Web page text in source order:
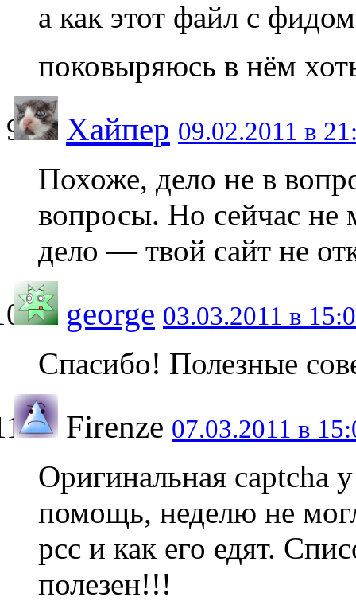
а как этот файл с
поковыряюсь в нём
Хайпер 09.02.2011 в
Похоже, дело не в
вопросы. Но сейчас не
дело — твой сайт не
george 03.03.2011 в
Спасибо! Полезные
Firenze 07.03.2011 в
Оригинальная captcha
помощь, неделю не
рсс и как его едят.
полезен!!!